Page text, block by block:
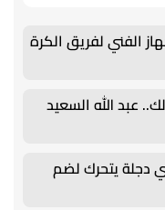
الفني لفريق الكرة
عبد الله السعيد
دجلة يتحرك لضم